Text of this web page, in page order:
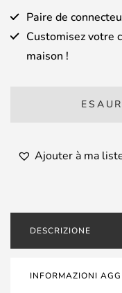
Paire de
Customisez votre
maison !
Ajouter à ma
DESCRIZIONE
INFORMAZIONI